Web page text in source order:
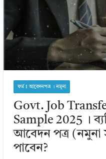
ফর্ম I আবেদনপত্র । নমুনা
Govt. Job
Sample 2025 ।
আবেদন পত্র (নমুনা
পাবেন?